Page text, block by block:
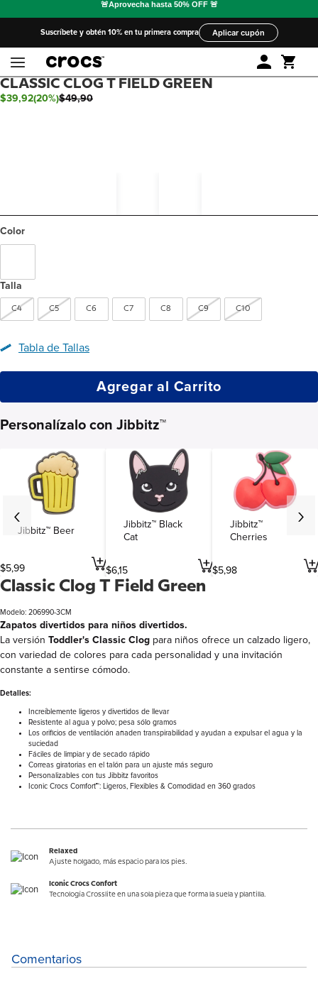
Suscríbete y obtén 10% en tu primera compra Aplicar cupón
CLASSIC CLOG T FIELD GREEN
$39,92(20%)$49,90
Talla
C4 C5 C6 C7 C8 C9 C10
Color
Tabla de Tallas
Agregar al Carrito
Personalízalo con Jibbitz™
Jibbitz™ Beer
$5,99
Jibbitz™ Black
Cat
$6,15
Jibbitz™
Cherries
$5,98
Classic Clog T Field Green
Modelo: 206990-3CM
Zapatos divertidos para niños divertidos.
La versión Toddler's Classic Clog para niños ofrece un calzado ligero,
con variedad de colores para cada personalidad y una invitación
constante a sentirse cómodo.
Detalles:
Increíblemente ligeros y divertidos de llevar
Resistente al agua y polvo; pesa sólo gramos
Los orificios de ventilación añaden transpirabilidad y ayudan a expulsar el agua y la
suciedad
Fáciles de limpiar y de secado rápido
Correas giratorias en el talón para un ajuste más seguro
Personalizables con tus Jibbitz favoritos
Iconic Crocs Comfort™: Ligeros, Flexibles & Comodidad en 360 grados
Relaxed
Ajuste holgado, más espacio para los pies.
Iconic Crocs Confort
Tecnología Crosslite en una sola pieza que forma la suela y plantilla.
Comentarios